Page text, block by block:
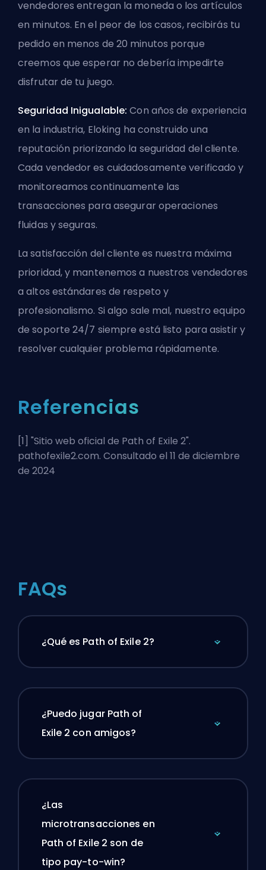
vendedores entregan la moneda o los artículos
en minutos. En el peor de los casos, recibirás tu
pedido en menos de 20 minutos porque
creemos que esperar no debería impedirte
disfrutar de tu juego.
Seguridad Inigualable:Con años de experiencia
en la industria, Eloking ha construido una
reputación priorizando la seguridad del cliente.
Cada vendedor es cuidadosamente verificado y
monitoreamos continuamente las
transacciones para asegurar operaciones
fluidas y seguras.
La satisfacción del cliente es nuestra máxima
prioridad, y mantenemos a nuestros vendedores
a altos estándares de respeto y
profesionalismo. Si algo sale mal, nuestro equipo
de soporte 24/7 siempre está listo para asistir y
resolver cualquier problema rápidamente.
Referencias
[1] "Sitio web oficial de Path of Exile 2".
pathofexile2.com. Consultado el 11 de diciembre
de 2024
FAQs
¿Qué es Path of Exile 2?
¿Puedo jugar Path of
Exile 2 con amigos?
¿Las
microtransacciones en
Path of Exile 2 son de
tipo pay-to-win?